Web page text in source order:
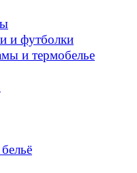
и футболки
и термобелье